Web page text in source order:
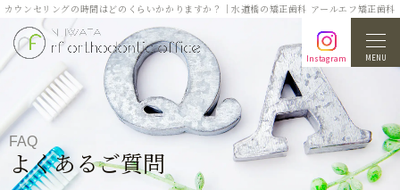
カウンセリングの時間はどのくらいかかりますか？｜水道橋の矯正歯科 アールエフ矯正歯科
Instagram MENU
FAQ
よくあるご質問